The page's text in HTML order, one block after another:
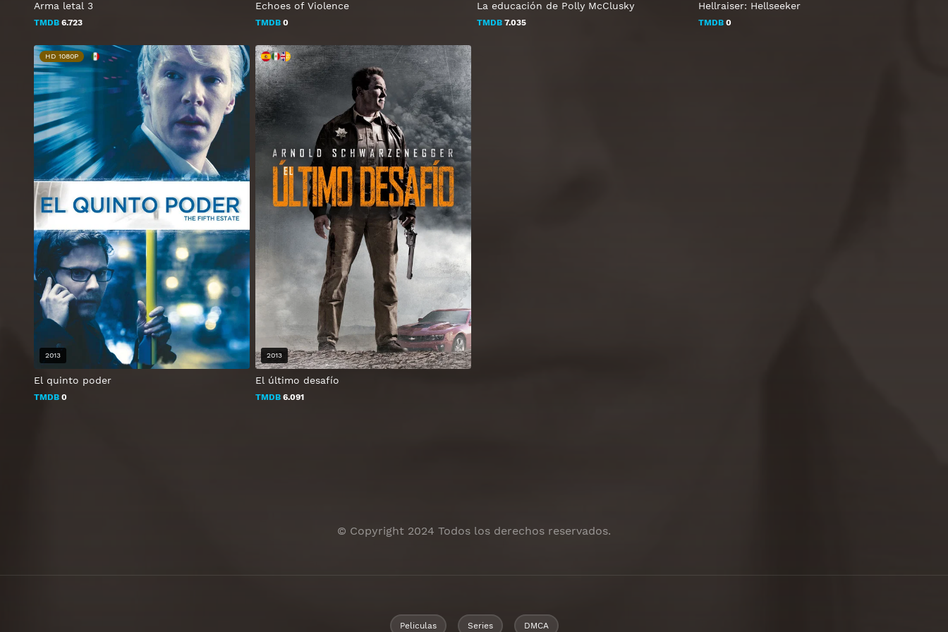
Arma letal 3
TMDB 6.723
Echoes of Violence
TMDB 0
La educación de Polly McClusky
TMDB 7.035
Hellraiser: Hellseeker
TMDB 0
El quinto poder
TMDB 0
HD 1080P
2013
El último desafío
TMDB 6.091
2013
© Copyright 2024 Todos los derechos reservados.
Peliculas Series DMCA